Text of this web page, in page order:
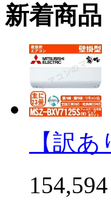
新着商品
【訳
154,594